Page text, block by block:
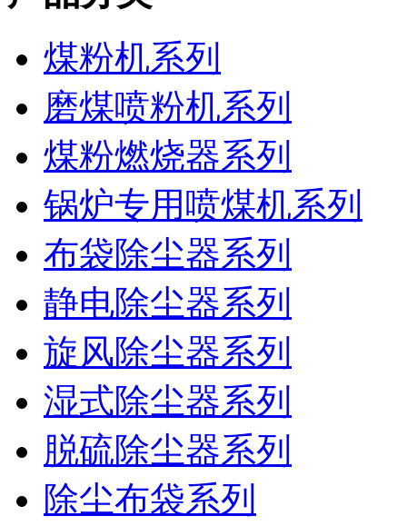
煤粉机系列
磨煤喷粉机系列
煤粉燃烧器系列
锅炉专用喷煤机系列
布袋除尘器系列
静电除尘器系列
旋风除尘器系列
湿式除尘器系列
脱硫除尘器系列
除尘布袋系列